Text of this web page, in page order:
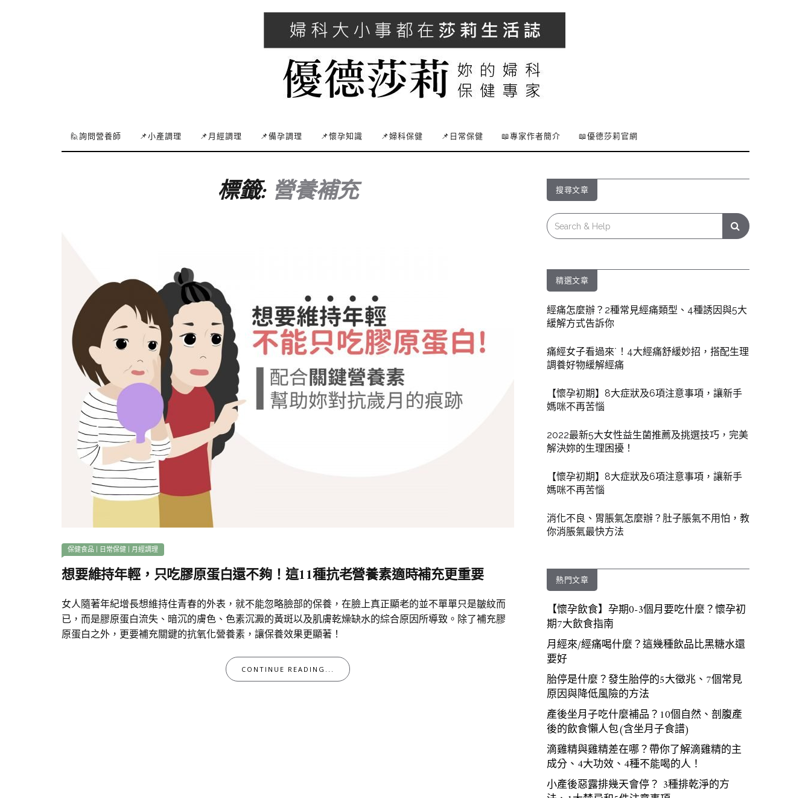
🙋詢問營養師 📌小產調理 📌月經調理 📌備孕調理 📌懷孕知識 📌婦科保健 📌日常保健 📖專家作者簡介 📖優德莎莉官網
標籤: 營養補充
保健食品 日常保健 月經調理
想要維持年輕，只吃膠原蛋白還不夠！這11種抗老營養素適時補充更重要
女人隨著年紀增長想維持住青春的外表，就不能忽略臉部的保養，在臉上真正顯老的並不單單只是皺紋而
已，而是膠原蛋白流失、暗沉的膚色、色素沉澱的黃斑以及肌膚乾燥缺水的綜合原因所導致。除了補充膠
原蛋白之外，更要補充關鍵的抗氧化營養素，讓保養效果更顯著！
CONTINUE READING...
搜尋文章
Search
for:
精選文章
經痛怎麼辦？2種常見經痛類型、4種誘因與5大
緩解方式告訴你
痛經女子看過來˙！4大經痛舒緩妙招，搭配生理
調養好物緩解經痛
【懷孕初期】8大症狀及6項注意事項，讓新手
媽咪不再苦惱
2022最新5大女性益生菌推薦及挑選技巧，完美
解決妳的生理困擾！
【懷孕初期】8大症狀及6項注意事項，讓新手
媽咪不再苦惱
消化不良、胃脹氣怎麼辦？肚子脹氣不用怕，教
你消脹氣最快方法
熱門文章
【懷孕飲食】孕期0-3個月要吃什麼？懷孕初
期7大飲食指南
月經來/經痛喝什麼？這幾種飲品比黑糖水還
要好
胎停是什麼？發生胎停的5大徵兆、7個常見
原因與降低風險的方法
產後坐月子吃什麼補品？10個自然、剖腹產
後的飲食懶人包(含坐月子食譜)
滴雞精與雞精差在哪？帶你了解滴雞精的主
成分、4大功效、4種不能喝的人！
小產後惡露排幾天會停？ 3種排乾淨的方